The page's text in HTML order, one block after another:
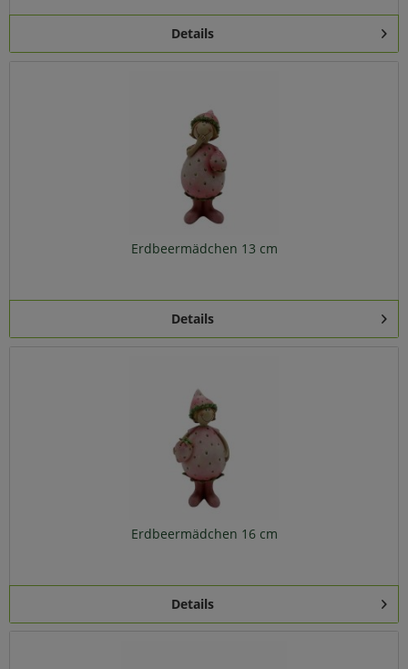
Details
Erdbeermädchen 13 cm
Details
Erdbeermädchen 16 cm
Details